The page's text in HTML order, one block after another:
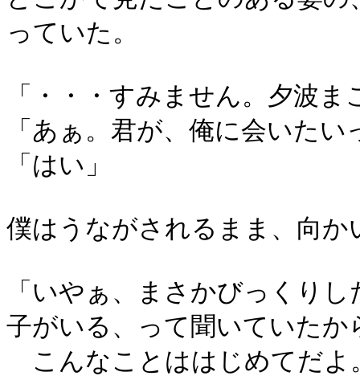
っていた。
「・・・すみません。夕波
「あぁ。君が、俺に会いた
「はい」
僕はうながされるまま、向か
「いやぁ、まさかびっくり
子がいる、って聞いていたか
こんなことははじめてだよ